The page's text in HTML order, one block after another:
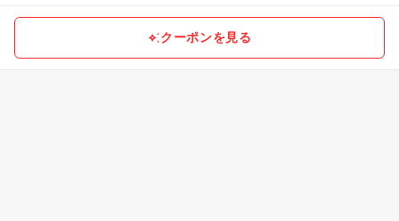
クーポンを見る